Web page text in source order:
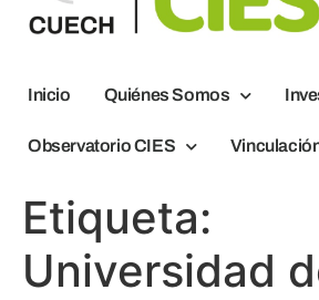
Inicio Quiénes Somos
Observatorio CIES
Etiqueta:
Universidad